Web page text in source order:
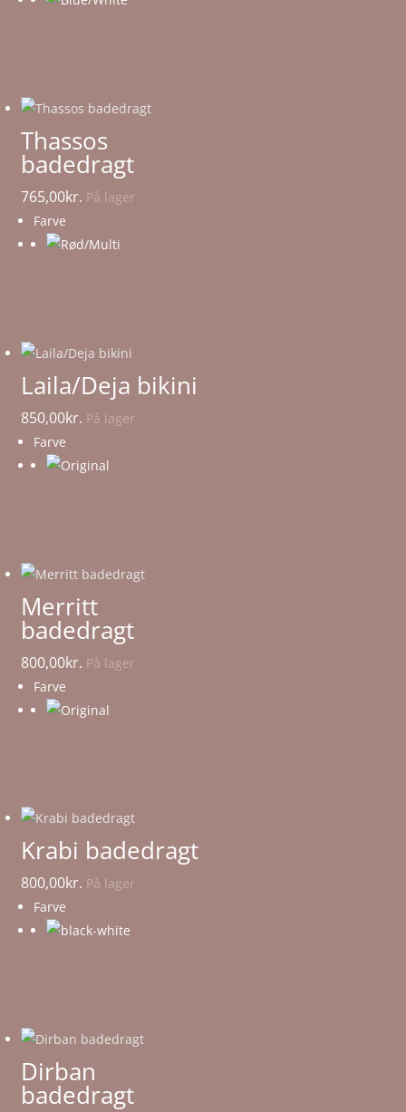
Thassos
badedragt
765,00kr. På lager
Farve
Laila/Deja bikini
850,00kr. På lager
Farve
Merritt
badedragt
800,00kr. På lager
Farve
Krabi badedragt
800,00kr. På lager
Farve
Dirban
badedragt